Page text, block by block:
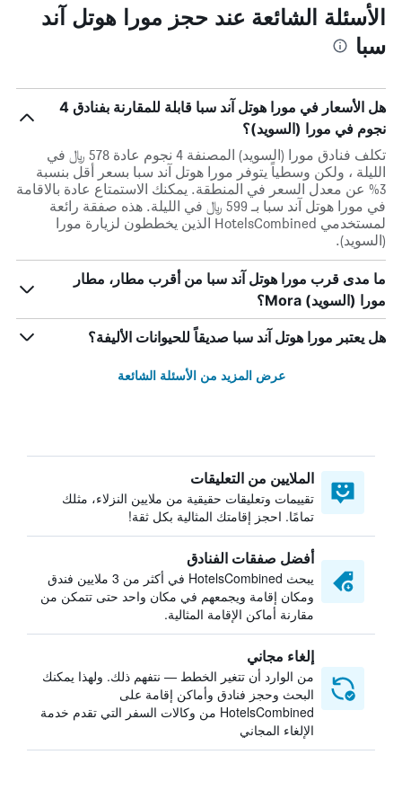
الأسئلة الشائعة عند حجز مورا هوتل آند
سبا
هل الأسعار في مورا هوتل آند سبا قابلة للمقارنة بفنادق 4
نجوم في مورا (السويد)؟
تكلف فنادق مورا (السويد) المصنفة 4 نجوم عادة 578 ﷼ في
الليلة ، ولكن وسطياً يتوفر مورا هوتل آند سبا بسعر أقل بنسبة
3% عن معدل السعر في المنطقة. يمكنك الاستمتاع عادة بالاقامة
في مورا هوتل آند سبا بـ 599 ﷼ في الليلة. هذه صفقة رائعة
لمستخدمي HotelsCombined الذين يخططون لزيارة مورا
(السويد).
ما مدى قرب مورا هوتل آند سبا من أقرب مطار، مطار
مورا (السويد) Mora؟
هل يعتبر مورا هوتل آند سبا صديقاً للحيوانات الأليفة؟
عرض المزيد من الأسئلة الشائعة
الملايين من التعليقات
تقييمات وتعليقات حقيقية من ملايين النزلاء، مثلك
تمامًا. احجز إقامتك المثالية بكل ثقة!
أفضل صفقات الفنادق
يبحث HotelsCombined في أكثر من 3 ملايين فندق
ومكان إقامة ويجمعهم في مكان واحد حتى تتمكن من
مقارنة أماكن الإقامة المثالية.
إلغاء مجاني
من الوارد أن تتغير الخطط — نتفهم ذلك. ولهذا يمكنك
البحث وحجز فنادق وأماكن إقامة على
HotelsCombined من وكالات السفر التي تقدم خدمة
الإلغاء المجاني